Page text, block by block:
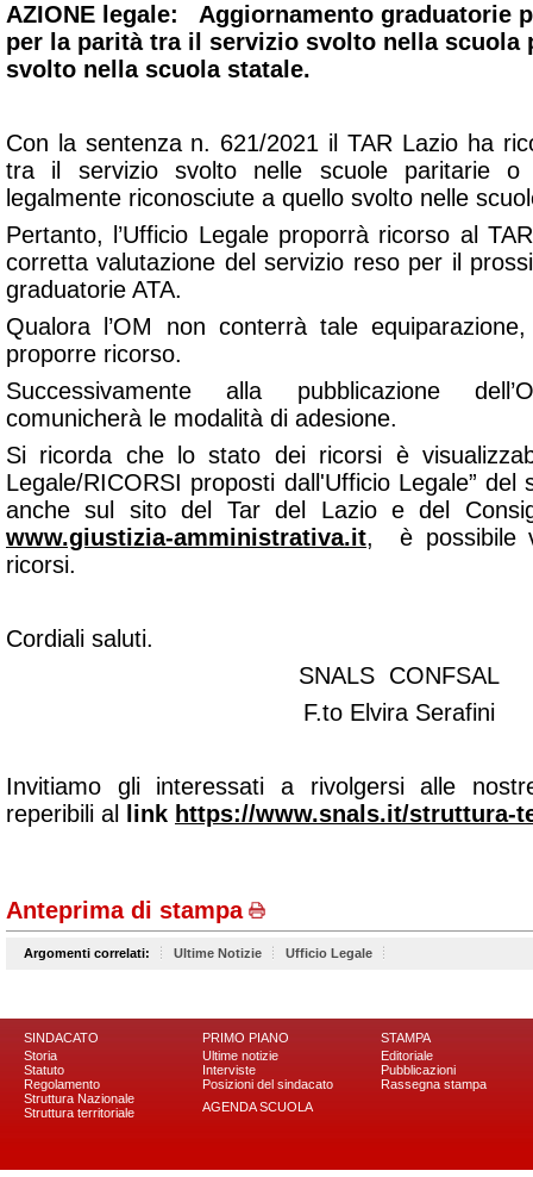
AZIONE legale: Aggiornamento graduatorie
per la parità tra il servizio svolto nella scuola
svolto nella scuola statale.
Con la sentenza n. 621/2021 il TAR Lazio ha
tra il servizio svolto nelle scuole paritarie o
legalmente riconosciute a quello svolto nelle
Pertanto, l’Ufficio Legale proporrà ricorso al
corretta valutazione del servizio reso per il
graduatorie ATA.
Qualora l’OM non conterrà tale
proporre ricorso.
Successivamente alla pubblicazione
comunicherà le modalità di adesione.
Si ricorda che lo stato dei ricorsi è
Legale/RICORSI proposti dall'Ufficio Legale” del
anche sul sito del Tar del Lazio e del
www.giustizia-amministrativa.it, è possibile
ricorsi.
Cordiali saluti.
SNALS CONFSAL
F.to Elvira Serafini
Invitiamo gli interessati a rivolgersi alle
reperibili al
link https://www.snals.it/struttura-
Anteprima di stampa
Argomenti correlati: Ultime Notizie Ufficio Legale
SINDACATO
Storia
Statuto
Regolamento
Struttura Nazionale
Struttura territoriale
PRIMO PIANO
Ultime notizie
Interviste
Posizioni del sindacato
AGENDA SCUOLA
STAMPA
Editoriale
Pubblicazioni
Rassegna stampa